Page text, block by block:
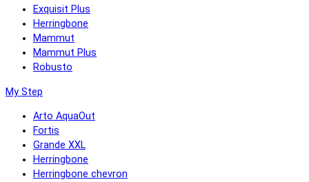
Exquisit Plus
Herringbone
Mammut
Mammut Plus
Robusto
My Step
Arto AquaOut
Fortis
Grande XXL
Herringbone
Herringbone chevron